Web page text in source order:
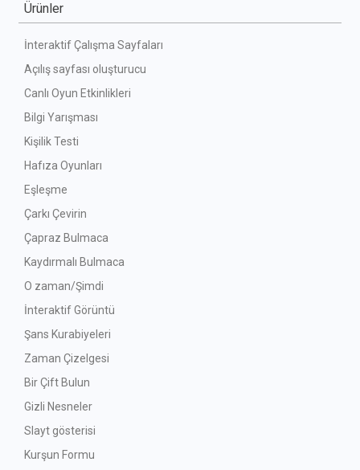
Ürünler
İnteraktif Çalışma Sayfaları
Açılış sayfası oluşturucu
Canlı Oyun Etkinlikleri
Bilgi Yarışması
Kişilik Testi
Hafıza Oyunları
Eşleşme
Çarkı Çevirin
Çapraz Bulmaca
Kaydırmalı Bulmaca
O zaman/Şimdi
İnteraktif Görüntü
Şans Kurabiyeleri
Zaman Çizelgesi
Bir Çift Bulun
Gizli Nesneler
Slayt gösterisi
Kurşun Formu